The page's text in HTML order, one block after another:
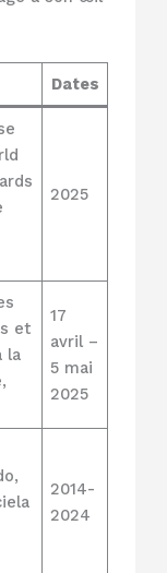
Dates
2025
et
la
17
avril –
5 mai
2025
2014-
2024